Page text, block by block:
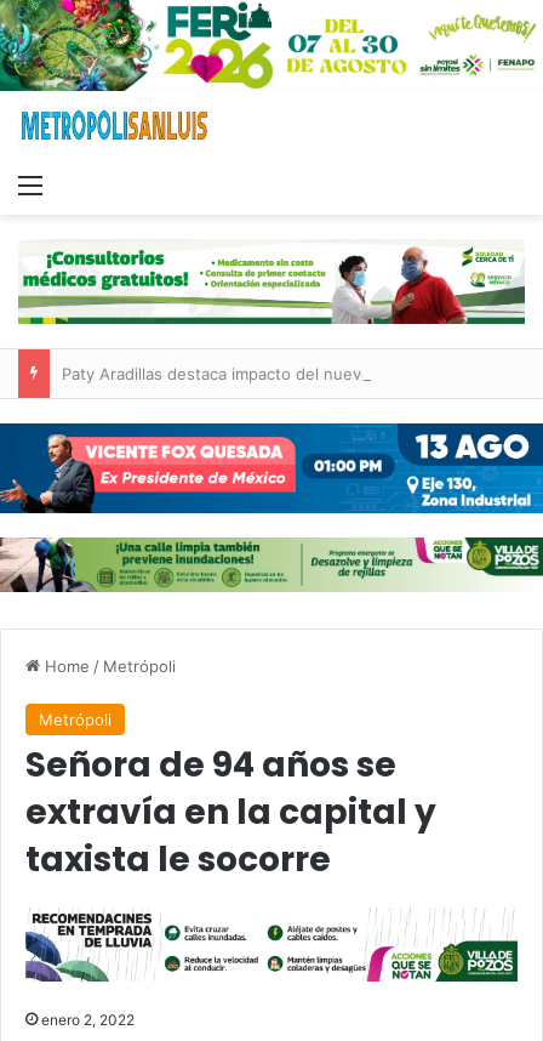
Home / Metrópoli
Metrópoli
Señora de 94 años se
extravía en la capital y
taxista le socorre
enero 2, 2022